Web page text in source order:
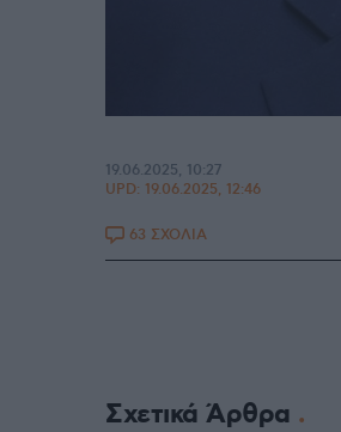
19.06.2025, 10:27
UPD: 19.06.2025, 12:46
63 ΣΧΟΛΙΑ
Σχετικά Άρθρα